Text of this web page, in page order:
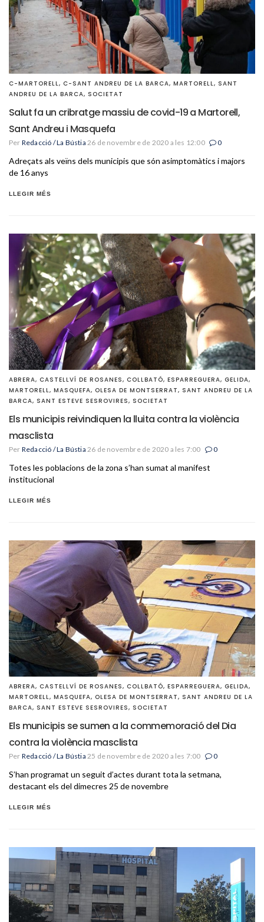
C-MARTORELL, C-SANT ANDREU DE LA BARCA, MARTORELL, SANT
ANDREU DE LA BARCA, SOCIETAT
Salut fa un cribratge massiu de covid-19 a Martorell,
Sant Andreu i Masquefa
Per Redacció / La Bústia 26 de novembre de 2020 a les 12:00 0
Adreçats als veïns dels municipis que són asimptomàtics i majors
de 16 anys
LLEGIR MÉS
ABRERA, CASTELLVÍ DE ROSANES, COLLBATÓ, ESPARREGUERA, GELIDA,
MARTORELL, MASQUEFA, OLESA DE MONTSERRAT, SANT ANDREU DE LA
BARCA, SANT ESTEVE SESROVIRES, SOCIETAT
Els municipis reivindiquen la lluita contra la violència
masclista
Per Redacció / La Bústia 26 de novembre de 2020 a les 7:00 0
Totes les poblacions de la zona s’han sumat al manifest
institucional
LLEGIR MÉS
ABRERA, CASTELLVÍ DE ROSANES, COLLBATÓ, ESPARREGUERA, GELIDA,
MARTORELL, MASQUEFA, OLESA DE MONTSERRAT, SANT ANDREU DE LA
BARCA, SANT ESTEVE SESROVIRES, SOCIETAT
Els municipis se sumen a la commemoració del Dia
contra la violència masclista
Per Redacció / La Bústia 25 de novembre de 2020 a les 7:00 0
S’han programat un seguit d’actes durant tota la setmana,
destacant els del dimecres 25 de novembre
LLEGIR MÉS